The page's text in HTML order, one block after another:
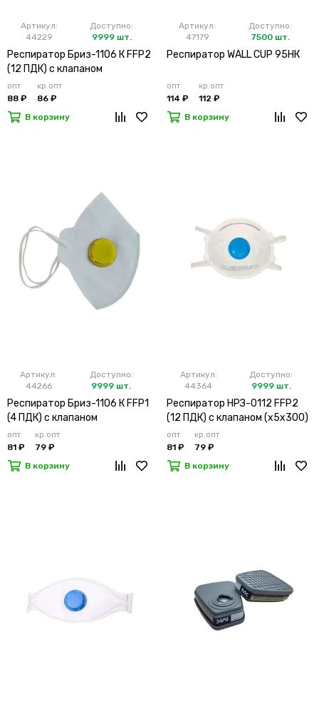
Артикул:
44229
Доступно:
9999 шт.
Респиратор Бриз-1106 К FFP2
(12 ПДК) с клапаном
опт
88 ₽
кр.опт
86 ₽
В корзину
Артикул:
47179
Доступно:
7500 шт.
Респиратор WALL CUP 95HК
опт
114 ₽
кр.опт
112 ₽
В корзину
Артикул:
44266
Доступно:
9999 шт.
Респиратор Бриз-1106 К FFP1
(4 ПДК) с клапаном
опт
81 ₽
кр.опт
79 ₽
В корзину
Артикул:
44364
Доступно:
9999 шт.
Респиратор НРЗ-0112 FFP2
(12 ПДК) с клапаном (х5х300)
опт
81 ₽
кр.опт
79 ₽
В корзину